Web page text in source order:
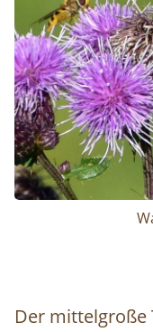
Der mittelgroße